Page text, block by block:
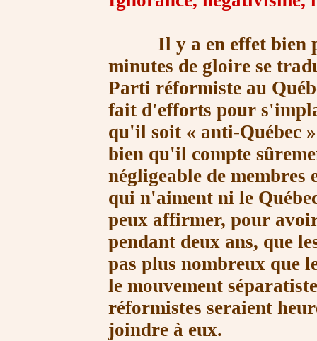
Il y a en effet bien
minutes de gloire se
Parti réformiste au
fait d'efforts pour
qu'il soit « anti-Québec »
bien qu'il compte
négligeable de membres
qui n'aiment ni le
peux affirmer, pour
pendant deux ans, que
pas plus nombreux que
le mouvement
réformistes seraient
joindre à eux.